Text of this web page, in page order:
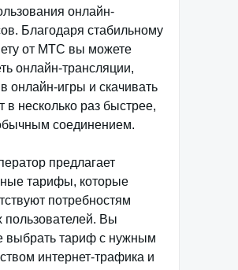
онлайн-
Благодаря стабильному
от МТС вы можете
онлайн-трансляции,
в онлайн-игры и скачивать
в несколько раз быстрее,
соединением.
предлагает
тарифы, которые
потребностям
пользователей. Вы
выбрать тариф с нужным
интернет-трафика и